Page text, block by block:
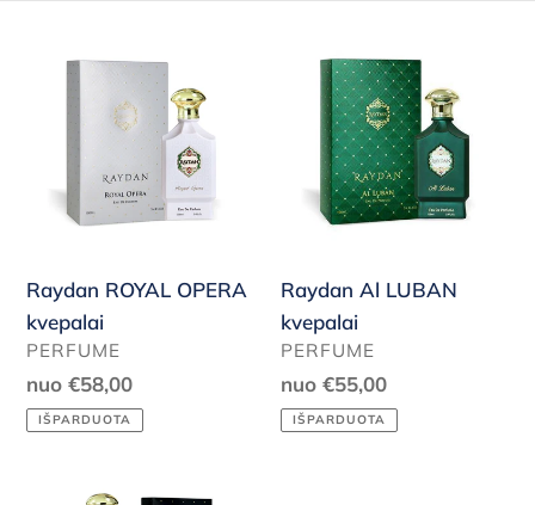
j
a
:
ROYAL
Raydan ROYAL OPERA
kvepalai
PARDAVĖJAS
PERFUME
Reguliari
kaina
nuo €58,00
IŠPARDUOTA
LUBAN
kvepalai
Raydan Al LUBAN
kvepalai
PARDAVĖJAS
PERFUME
Reguliari
kaina
nuo €55,00
IŠPARDUOTA
Raydan